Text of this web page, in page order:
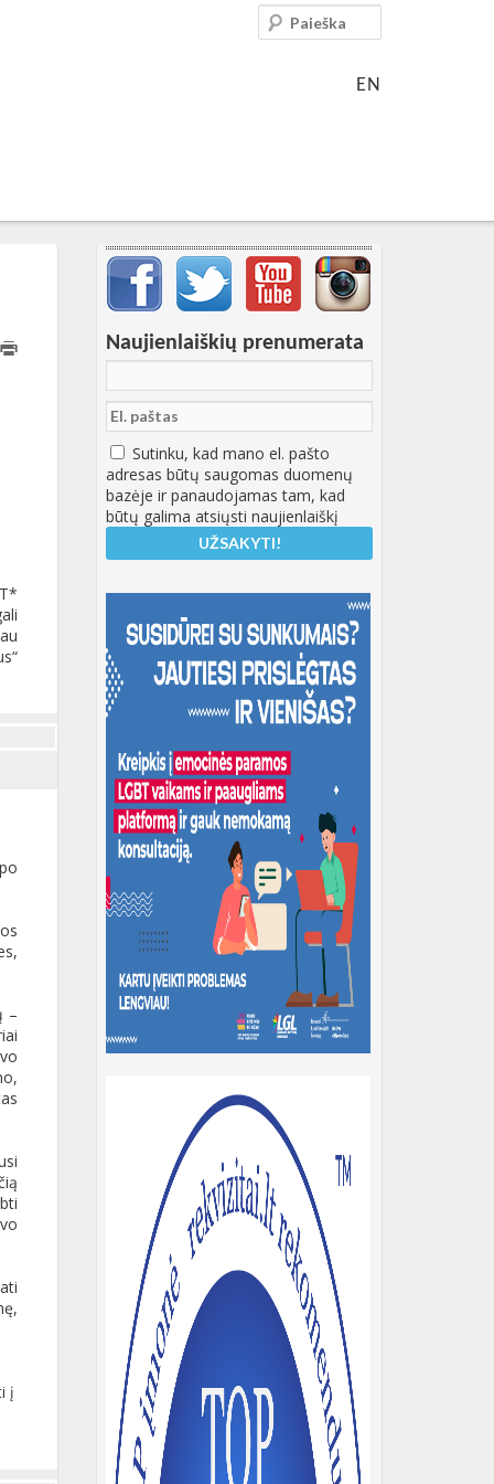
EN
Paieška
–
į
Svarbių įrašų meniu
Naujienlaiškių prenumerata
Sutinku, kad mano el. pašto
adresas būtų saugomas duomenų
bazėje ir panaudojamas tam, kad
būtų galima atsiųsti naujienlaiškį